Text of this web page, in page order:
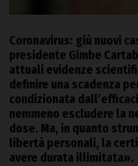
Coronavirus: giù nuovi
presidente Gimbe
attuali evidenze
definire una scadenza
condizionata
nemmeno escludere la
dose. Ma, in quanto
libertà personali, la
avere durata illimitata».